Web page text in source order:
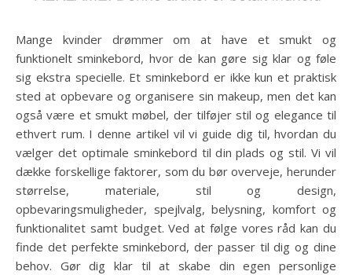
Mange kvinder drømmer om at have et smukt og
funktionelt sminkebord, hvor de kan gøre sig klar og føle
sig ekstra specielle. Et sminkebord er ikke kun et praktisk
sted at opbevare og organisere sin makeup, men det kan
også være et smukt møbel, der tilføjer stil og elegance til
ethvert rum. I denne artikel vil vi guide dig til, hvordan du
vælger det optimale sminkebord til din plads og stil. Vi vil
dække forskellige faktorer, som du bør overveje, herunder
størrelse, materiale, stil og design,
opbevaringsmuligheder, spejlvalg, belysning, komfort og
funktionalitet samt budget. Ved at følge vores råd kan du
finde det perfekte sminkebord, der passer til dig og dine
behov. Gør dig klar til at skabe din egen personlige